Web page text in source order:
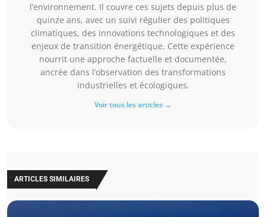
l’environnement. Il couvre ces sujets depuis plus de
quinze ans, avec un suivi régulier des politiques
climatiques, des innovations technologiques et des
enjeux de transition énergétique. Cette expérience
nourrit une approche factuelle et documentée,
ancrée dans l’observation des transformations
industrielles et écologiques.
Voir tous les articles →
ARTICLES SIMILAIRES